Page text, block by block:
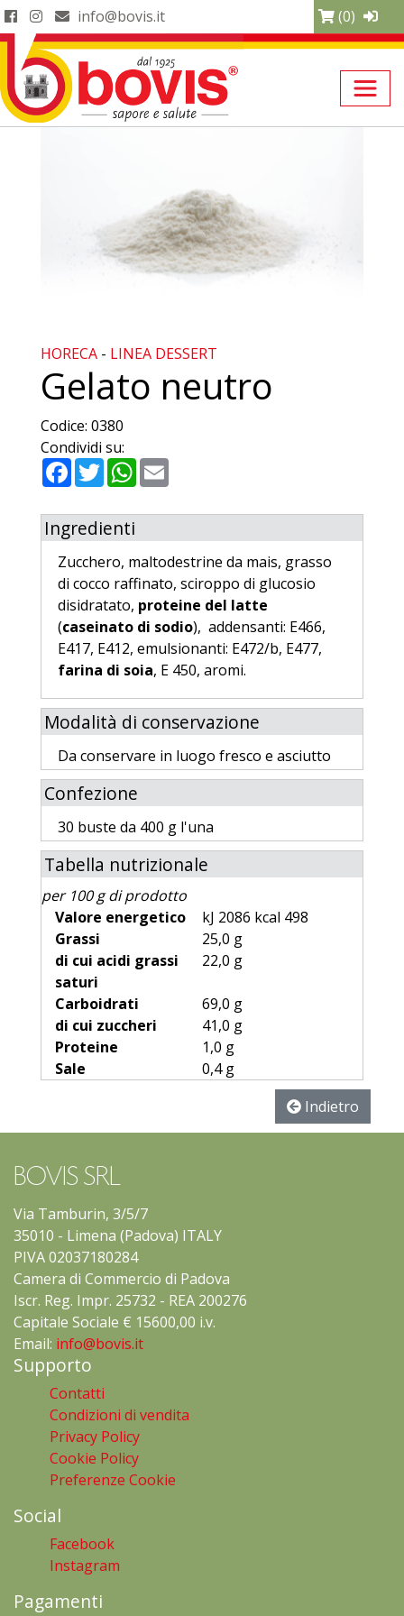
info@bovis.it (0)
HORECA - LINEA DESSERT
Gelato neutro
Codice: 0380
Condividi su:
Facebook
TwitterWhatsApp
Ingredienti
Zucchero, maltodestrine da mais, grasso
di cocco raffinato, sciroppo di glucosio
disidratato, proteine del latte
(caseinato di sodio), addensanti: E466,
E417, E412, emulsionanti: E472/b, E477,
farina di soia, E 450, aromi.
Modalità di conservazione
Da conservare in luogo fresco e asciutto
Confezione
30 buste da 400 g l'una
Tabella nutrizionale
per 100 g di prodotto
Valore energetico
kJ 2086 kcal 498
Grassi
25,0 g
di cui acidi grassi
saturi
22,0 g
Carboidrati
69,0 g
di cui zuccheri
41,0 g
Proteine
1,0 g
Sale
0,4 g
Indietro
BOVIS SRL
Via Tamburin, 3/5/7
35010 - Limena (Padova) ITALY
PIVA 02037180284
Camera di Commercio di Padova
Iscr. Reg. Impr. 25732 - REA 200276
Capitale Sociale € 15600,00 i.v.
Email: info@bovis.it
Supporto
Contatti
Condizioni di vendita
Privacy Policy
Cookie Policy
Preferenze Cookie
Social
Facebook
Instagram
Pagamenti